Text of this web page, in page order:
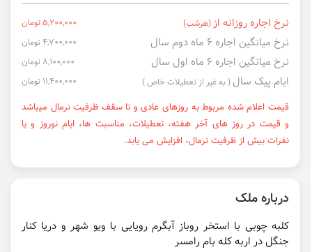
نرخ اجاره روزانه از (هرشب) 5,200,000 تومان
نرخ میانگین اجاره ۶ ماه دوم سال 4,700,000 تومان
نرخ میانگین اجاره ۶ ماه اول سال 8,100,000 تومان
ایام پیک سال ( به غیر از تعطیلات خاص ) 11,400,000 تومان
قیمت اعلام شده مربوط به روزهای عادی و تا سقف ظرفیت نرمال میباشد
و قیمت در روز های آخر هفته، تعطیلات، مناسبت ها، ایام نوروز و یا
نفرات بیش از ظرفیت نرمال، افزایش می یابد.
درباره ملک
کلبه چوبی با استخر روباز آبگرم رویایی با ویو شهر و دریا کنار
جنگل در اربه کله بام رامسر